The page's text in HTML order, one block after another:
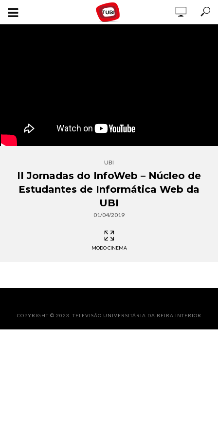
UBI
II Jornadas do InfoWeb – Núcleo de
Estudantes de Informática Web da
UBI
01/04/2019
MODO CINEMA
COPYRIGHT © 2023. TELEVISÃO UNIVERSITÁRIA DA BEIRA INTERIOR